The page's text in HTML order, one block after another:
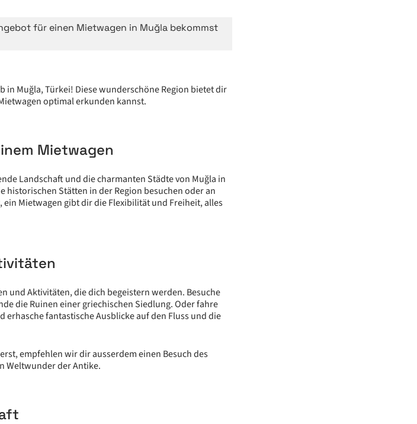
für einen Mietwagen in Muğla bekommst
in Muğla, Türkei! Diese wunderschöne Region bietet dir
optimal erkunden kannst.
Mietwagen
Landschaft und die charmanten Städte von Muğla in
historischen Stätten in der Region besuchen oder an
Mietwagen gibt dir die Flexibilität und Freiheit, alles
und Aktivitäten, die dich begeistern werden. Besuche
die Ruinen einer griechischen Siedlung. Oder fahre
fantastische Ausblicke auf den Fluss und die
empfehlen wir dir ausserdem einen Besuch des
Weltwunder der Antike.